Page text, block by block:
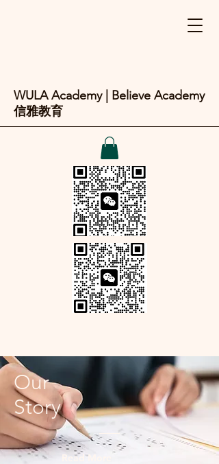
WULA Academy | Believe Academy
信雅教育
Our
Story
Read More